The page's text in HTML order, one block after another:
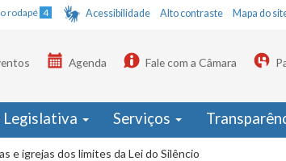
rodapé 4 Acessibilidade Alto contraste Mapa do
Agenda Fale com a Câmara
Serviços
e igrejas dos limites da Lei do Silêncio